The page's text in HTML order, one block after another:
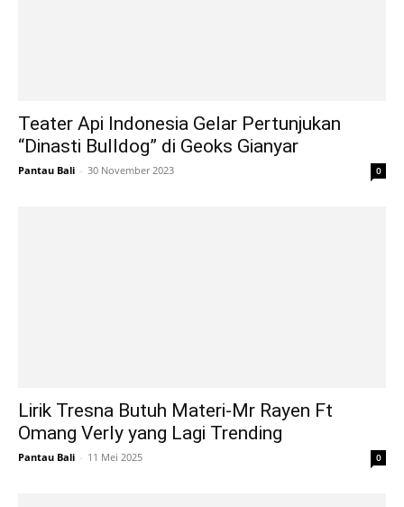
Teater Api Indonesia Gelar Pertunjukan
“Dinasti Bulldog” di Geoks Gianyar
Pantau Bali - 30 November 2023 0
Lirik Tresna Butuh Materi-Mr Rayen Ft
Omang Verly yang Lagi Trending
Pantau Bali - 11 Mei 2025 0